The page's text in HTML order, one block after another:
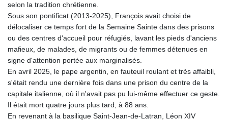
selon la tradition chrétienne.
Sous son pontificat (2013-2025), François avait choisi de
délocaliser ce temps fort de la Semaine Sainte dans des prisons
ou des centres d'accueil pour réfugiés, lavant les pieds d'anciens
mafieux, de malades, de migrants ou de femmes détenues en
signe d'attention portée aux marginalisés.
En avril 2025, le pape argentin, en fauteuil roulant et très affaibli,
s'était rendu une dernière fois dans une prison du centre de la
capitale italienne, où il n'avait pas pu lui-même effectuer ce geste.
Il était mort quatre jours plus tard, à 88 ans.
En revenant à la basilique Saint-Jean-de-Latran, Léon XIV